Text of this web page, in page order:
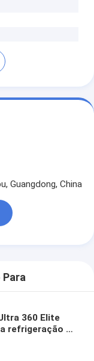
Guangdong, China
Para
360 Elite
refrigeração de